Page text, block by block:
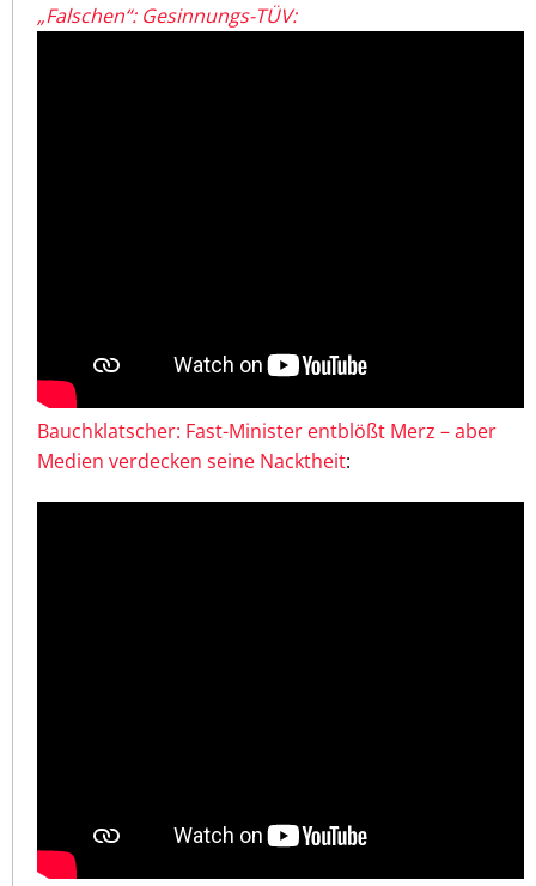
„Falschen“: Gesinnungs-TÜV:
Bauchklatscher: Fast-Minister entblößt Merz – aber
Medien verdecken seine Nacktheit: